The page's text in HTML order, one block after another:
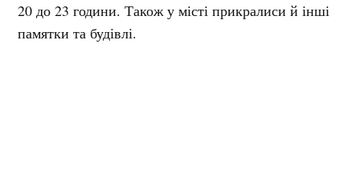
20 до 23 години. Також у місті прикралиси й інші
памятки та будівлі.